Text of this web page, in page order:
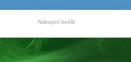
Nákupní košík